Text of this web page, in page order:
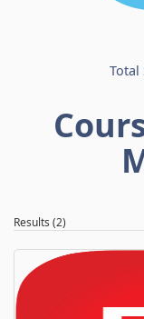
Total
Results (2)